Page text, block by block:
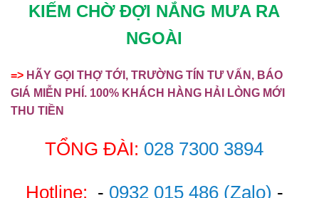
KIẾM CHỜ ĐỢI NẮNG MƯA RA
NGOÀI
=> HÃY GỌI THỢ TỚI, TRƯỜNG TÍN TƯ VẤN, BÁO
GIÁ MIỄN PHÍ. 100% KHÁCH HÀNG HẢI LÒNG MỚI
THU TIỀN
TỔNG ĐÀI: 028 7300 3894
Hotline: - 0932 015 486 (Zalo) -